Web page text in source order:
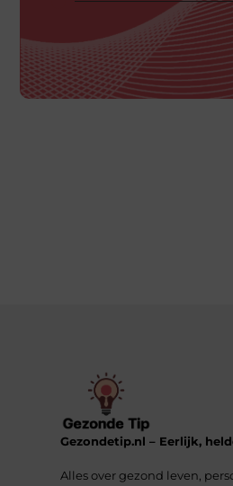
Gezondetip.nl – Eerlijk,
Alles over gezond leven,